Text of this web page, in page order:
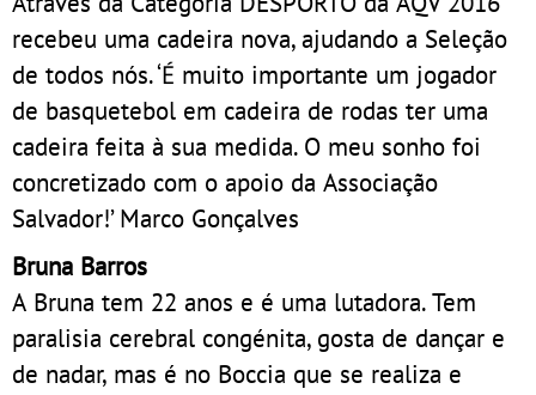
recebeu uma cadeira nova, ajudando a Seleção
de todos nós. ‘É muito importante um jogador
de basquetebol em cadeira de rodas ter uma
cadeira feita à sua medida. O meu sonho foi
concretizado com o apoio da Associação
Salvador!’ Marco Gonçalves
Bruna Barros
A Bruna tem 22 anos e é uma lutadora. Tem
paralisia cerebral congénita, gosta de dançar e
de nadar, mas é no Boccia que se realiza e